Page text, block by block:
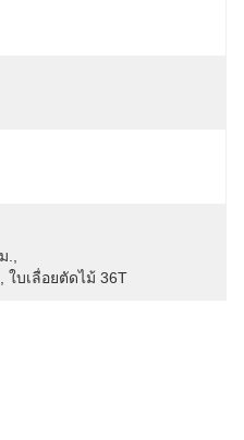
.
ใบเลื่อยตัดไม้ 36T